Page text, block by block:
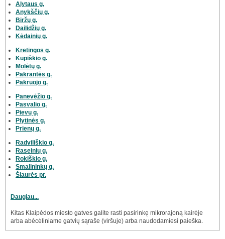
Alytaus g.
Anykščių g.
Biržų g.
Dailidžių g.
Kėdainių g.
Kretingos g.
Kupiškio g.
Molėtų g.
Pakrantės g.
Pakruojo g.
Panevėžio g.
Pasvalio g.
Pievų g.
Plytinės g.
Prienų g.
Radviliškio g.
Raseinių g.
Rokiškio g.
Smalininkų g.
Šiaurės pr.
Daugiau...
Kitas Klaipėdos miesto gatves galite rasti pasirinkę mikrorajoną kairėje
arba abėcėliniame gatvių sąraše (viršuje) arba naudodamiesi paieška.